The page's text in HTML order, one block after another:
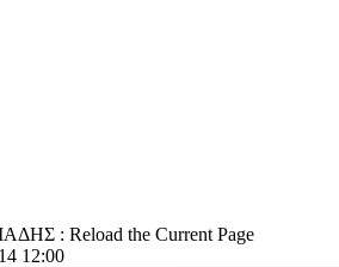
: Reload the Current Page
12:00